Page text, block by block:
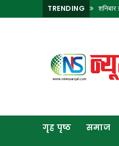
TRENDING शनिबार
गृह पृष्ठ समाज